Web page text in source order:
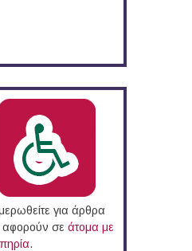
για άρθρα
σε άτομα με
.